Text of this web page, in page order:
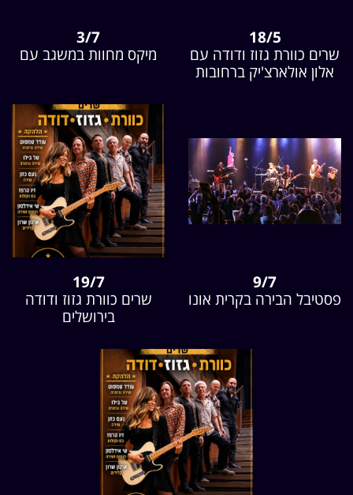
18/5
שרים כוורת גזוז ודודה עם
אלון אולארצ'יק ברחובות
3/7
מיקס מחוות במשגב עם
9/7
פסטיבל הבירה בקרית אונו
19/7
שרים כוורת גזוז ודודה
בירושלים